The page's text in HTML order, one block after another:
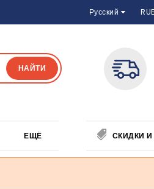
Русский
НАЙТИ
ЕЩЁ СКИДКИ